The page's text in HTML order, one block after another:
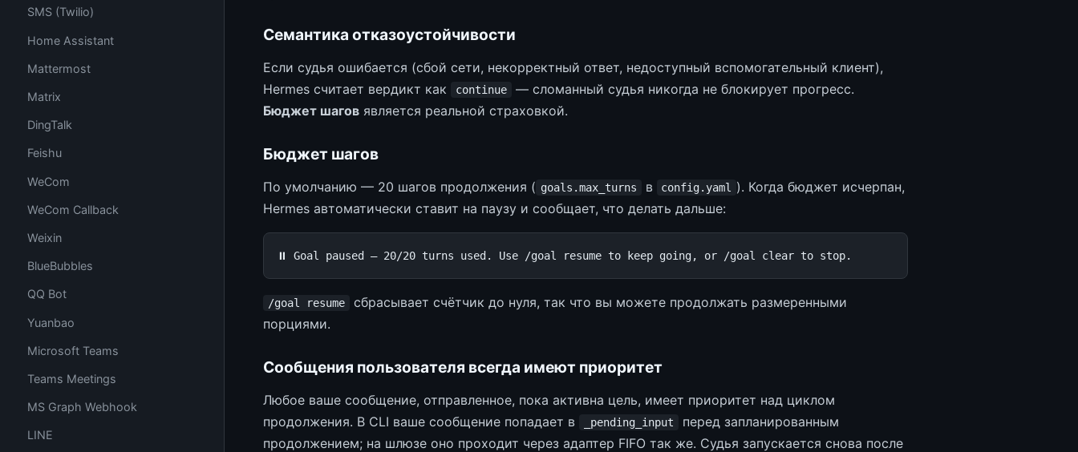
SMS (Twilio)
Home Assistant
Mattermost
Matrix
DingTalk
Feishu
WeCom
WeCom Callback
Weixin
BlueBubbles
QQ Bot
Yuanbao
Microsoft Teams
Teams Meetings
MS Graph Webhook
LINE
Семантика отказоустойчивости
Если судья ошибается (сбой сети, некорректный ответ, недоступный вспомогательный клиент),
Hermes считает вердикт как
continue
— сломанный судья никогда не блокирует прогресс.
Бюджет шагов является реальной страховкой.
Бюджет шагов
По умолчанию — 20 шагов продолжения ( goals.max_turns в config.yaml
). Когда бюджет исчерпан,
Hermes автоматически ставит на паузу и сообщает, что делать дальше:
/goal resume
сбрасывает счётчик до нуля, так что вы можете продолжать размеренными
порциями.
Сообщения пользователя всегда имеют приоритет
Любое ваше сообщение, отправленное, пока активна цель, имеет приоритет над циклом
продолжения. В CLI ваше сообщение попадает в
_pending_input
перед запланированным
продолжением; на шлюзе оно проходит через адаптер FIFO так же. Судья запускается снова после